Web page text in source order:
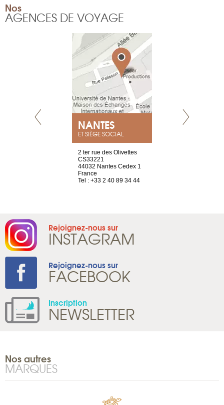
Nos
AGENCES DE VOYAGE
NANTES
ET SIÈGE SOCIAL
2 ter rue des Olivettes
CS33221
44032 Nantes Cedex 1
France
Tel : +33 2 40 89 34 44
Rejoignez-nous sur
INSTAGRAM
Rejoignez-nous sur
FACEBOOK
Inscription
NEWSLETTER
Nos autres
MARQUES